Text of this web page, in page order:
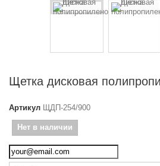
Щетка дисковая
Артикул ЩДП-254/900
Нет в наличии